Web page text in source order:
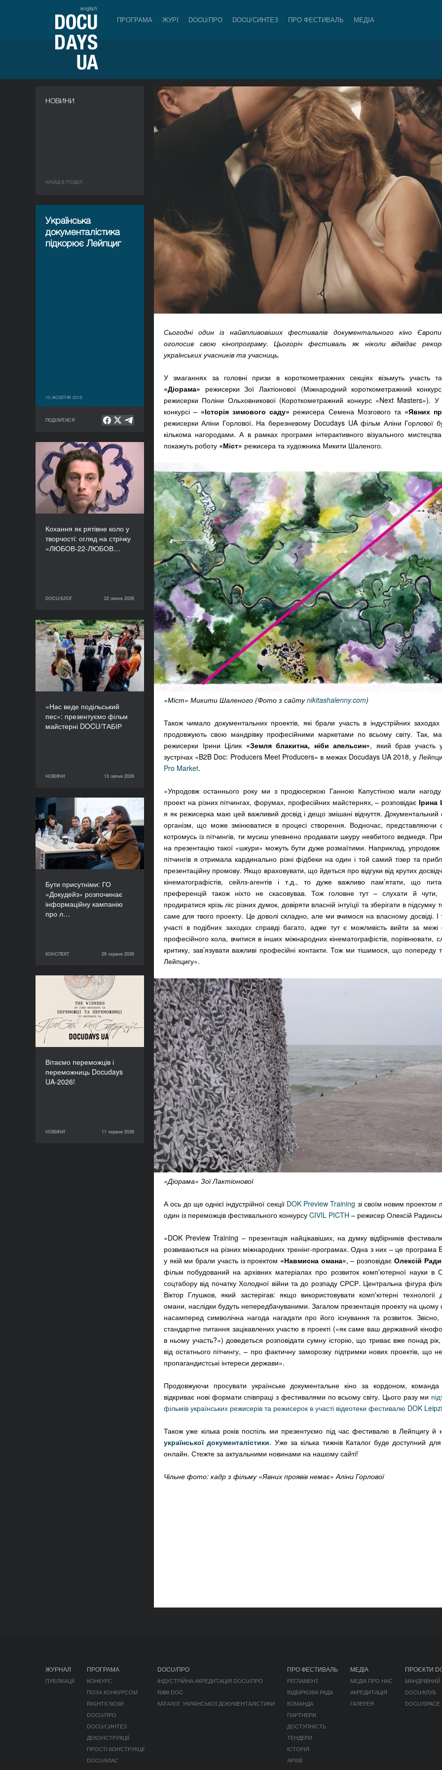
english
ПРОГРАМА ЖУРІ DOCU/ПРО DOCU/СИНТЕЗ ПРО ФЕСТИВАЛЬ МЕДІА
НОВИНИ
НАЗАД В РОЗДIЛ
Українська
документалістика
підкорює Лейпциг
10 ЖОВТНЯ 2018
ПОДІЛИТИСЯ
Сьогодні один із найвпливовіших фестивалів документального кіно Європи
оголосив свою кінопрограму. Цьогоріч фестиваль як ніколи відвідає
українських учасників та учасниць.
У змаганнях за головні призи в короткометражних секціях візьмуть участь
«Діорама» режисерки Зої Лактіонової (Міжнародний короткометражний
режисерки Поліни Ольховникової (Короткометражний конкурс «Next Masters»).
конкурсі – «Історія зимового саду» режисера Семена Мозгового та «Явних
режисерки Аліни Горлової. На березневому Docudays UA фільм Аліни Горлової
кількома нагородами. А в рамках програми інтерактивного візуального мистецтва
покажуть роботу «Міст» режисера та художника Микити Шаленого.
«Міст» Микити Шаленого (Фото з сайтуnikitashalenny.com)
Також чимало документальних проектів, які брали участь в індустрійних
продовжують свою мандрівку професійними маркетами по всьому світу. Так,
режисерки Ірини Цілик «Земля блакитна, ніби апельсин», який брав участь
зустрічах «B2B Doc: Producers Meet Producers» в межах Docudays UA 2018, у
Pro Market.
«Упродовж останнього року ми з продюсеркою Ганною Капустіною мали нагоду
проект на різних пітчингах, форумах, професійних майстернях, – розповідає Ірина
я як режисерка маю цей важливий досвід і дещо змішані відчуття.
організм, що може змінюватися в процесі створення. Водночас, представляючи
котромусь із пітчингів, ти мусиш упевнено продавати шкуру невбитого ведмедя.
на презентацію такої «шкури» можуть бути дуже розмаїтими. Наприклад, упродовж
пітчингів я отримала кардинально різні фідбеки на один і той самий тізер та
презентаційну промову. Якщо враховувати, що йдеться про відгуки від крутих
кінематографістів, сейлз-агентів і т.д., то дуже важливо пам’ятати, що
преференцій також ніхто не скасовував. Тож головне тут – слухати й чути,
продиратися крізь ліс різних думок, довіряти власній інтуїції та зберігати в
саме для твого проекту. Це доволі складно, але ми вчимося на власному досвіді. І
участі в подібних заходах справді багато, адже тут є можливість вийти за межі
професійного кола, вчитися в інших міжнародних кінематографістів, порівнювати,
критику, зав’язувати важливі професійні контакти. Тож ми тішимося, що попереду
Лейпцигу».
«Діорама» Зої Лактіонової
А ось до ще однієї індустрійної секції DOK Preview Training зі своїм новим проектом
один із переможців фестивального конкурсу CIVIL PICTH – режисер Олексій
«DOK Preview Training – презентація найцікавіших, на думку відбірників
розвиваються на різних міжнародних тренінг-програмах. Одна з них – це програма
у якій ми брали участь із проектом «Навмисна омана», – розповідає Олексій
фільм побудований на архівних матеріалах про розвиток комп'ютерної науки в
соцтабору від початку Холодної війни та до розпаду СРСР. Центральна фігура
Віктор Глушков, який застерігав: якщо використовувати комп'ютерні технології
омани, наслідки будуть непередбачуваними. Загалом презентація проекту на цьому
насамперед символічна нагода нагадати про його існування та розвиток. Звісно,
стандартне питання зацікавлених участю в проекті («як саме ваш державний
в ньому участь?») доведеться розповідати сумну історію, що триває вже понад
від остатнього пітчингу, – про фактичну заморозку підтримки нових проектів, що
пропагандистські інтереси держави».
Продовжуючи просувати українське документальне кіно за кордоном,
відкриває нові формати співпраці з фестивалями по всьому світу. Цього разу ми
фільмів українських режисерів та режисерок в участі відеотеки фестивалю DOK
Також уже кілька років поспіль ми презентуємо під час фестивалю в Лейпцигу й
української документалістики. Уже за кілька тижнів Каталог буде доступний
онлайн. Стежте за актуальними новинами на нашому сайті!
Чільне фото: кадр з фільму «Явних проявів немає» Аліни Горлової
Кохання як рятівне коло у
творчості: огляд на стрічку
«ЛЮБОВ-22-ЛЮБОВ…
DOCU/БЛОГ 22 липня 2026
Кохання як рятівне коло
у творчості: огляд на
стрічку «ЛЮБОВ-22-
ЛЮБОВ» Єруна
Койманса
DOCU/БЛОГ
22 липня 2026
«Нас веде подільський
пес»: презентуємо фільм
майстерні DOCU/ТАБІР
НОВИНИ 13 липня 2026
«Нас веде подільський
пес»: презентуємо фільм
майстерні DOCU/ТАБІР
НОВИНИ
13 липня 2026
Бути присутніми: ГО
«Докудейз» розпочинає
інформаційну кампанію
про л…
КОНСПЕКТ 29 червня 2026
Бути присутніми: ГО
«Докудейз» розпочинає
інформаційну кампанію
про людей в окупації
КОНСПЕКТ
29 червня 2026
Вітаємо переможців і
переможниць Docudays
UA-2026!
НОВИНИ 11 червня 2026
Вітаємо переможців і
переможниць Docudays
UA-2026!
НОВИНИ
11 червня 2026
ЖУРНАЛ
ПУБЛІКАЦІЇ
ПРОГРАМА
КОНКУРС
ПОЗА КОНКУРСОМ
RIGHTS NOW!
DOCU/ПРО
DOCU/СИНТЕЗ
ДЕКОНСТРУКЦІЇ
ПРОСТІ КОНСТРУКЦІЇ
DOCU/КЛАС
DOCU/ПРО
ІНДУСТРІЙНА АКРЕДИТАЦІЯ DOCU/ПРО
RAW DOC
КАТАЛОГ УКРАЇНСЬКОЇ ДОКУМЕНТАЛІСТИКИ
ПРО ФЕСТИВАЛЬ
РЕГЛАМЕНТ
ВІДБІРКОВА РАДА
КОМАНДА
ПАРТНЕРИ
ДОСТУПНІСТЬ
ТЕНДЕРИ
ІСТОРІЯ
АРХІВ
МЕДІА
МЕДІА ПРО НАС
АКРЕДИТАЦІЯ
ГАЛЕРЕЯ
ПРОЄКТИ
DOCU/КЛУБ
DOCU/SPACE